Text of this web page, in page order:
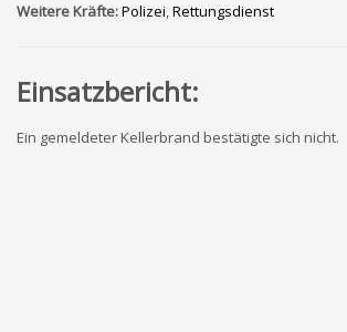
Weitere Kräfte:Polizei,Rettungsdienst
Einsatzbericht:
Ein gemeldeter Kellerbrand bestätigte sich nicht.